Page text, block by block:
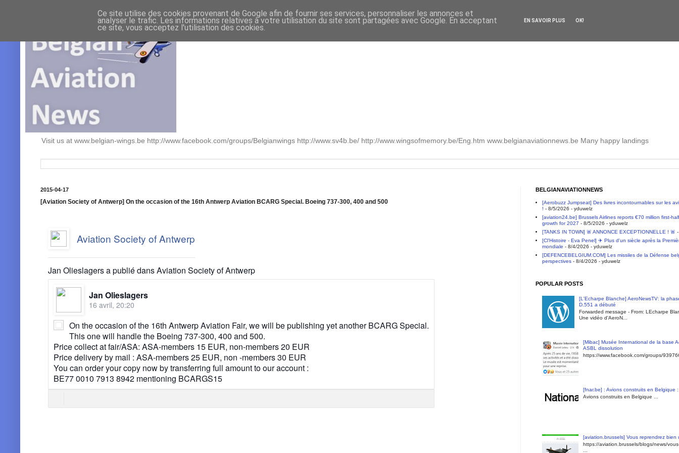
Visit us at www.belgian-wings.be http://www.facebook.com/groups/Belgianwings http://www.sv4b.be/ http://www.wingsofmemory.be/Eng.htm www.belgianaviationnews.be Many happy landings
2015-04-17
[Aviation Society of Antwerp] On the occasion of the 16th Antwerp Aviation BCARG Special. Boeing 737-300, 400 and 500
Aviation Society of Antwerp
Jan Olieslagers a publié dans Aviation Society of Antwerp
Jan Olieslagers
16 avril, 20:20
On the occasion of the 16th Antwerp Aviation Fair, we will be publishing yet another BCARG Special.
This one will handle the Boeing 737-300, 400 and 500.
Price collect at fair/ASA: ASA-members 15 EUR, non-members 20 EUR
Price delivery by mail : ASA-members 25 EUR, non -members 30 EUR
You can order your copy now by transferring full amount to our account :
BE77 0010 7913 8942 mentioning BCARGS15
BELGIANAVIATIONNEWS
[Aerobuzz Jumpseat] Des livres incontournables sur les
! - 8/5/2026 - yduwelz
[aviation24.be] Brussels Airlines reports €70 million first-
growth for 2027 - 8/5/2026 - yduwelz
[TANKS IN TOWN] 🚨 ANNONCE EXCEPTIONNELLE ! 🚨
[Cl'Histoire - Eva Penel] ✈️ Plus d'un siècle après la
mondiale - 8/4/2026 - yduwelz
[DEFENCEBELGIUM.COM] Les missiles de la Défense
perspectives- 8/4/2026 - yduwelz
POPULAR POSTS
[L'Echarpe Blanche] AeroNewsTV: la
D.551 a débuté
Forwarded message - From: LEcharpe
Une vidéo d'AeroN...
[Mibac] Musée International de la base
ASBL dissolution
https://www.facebook.com/groups/
[fnar.be] : Avions construits en Belgique
Avions construits en Belgique ...
[aviation.brussels] Vous reprendrez bien
https://aviation.brussels/blogs/news/
Ce site utilise des cookies provenant de Google afin de fournir ses services, personnaliser les annonces et
analyser le trafic. Les informations relatives à votre utilisation du site sont partagées avec Google. En acceptant
ce site, vous acceptez l'utilisation des cookies.
EN SAVOIR PLUS OK!